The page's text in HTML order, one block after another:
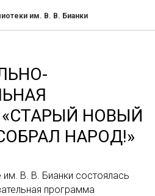
им. В. В. Бианки
НОВЫЙ
НАРОД!»
им. В. В. Бианки состоялась
программа